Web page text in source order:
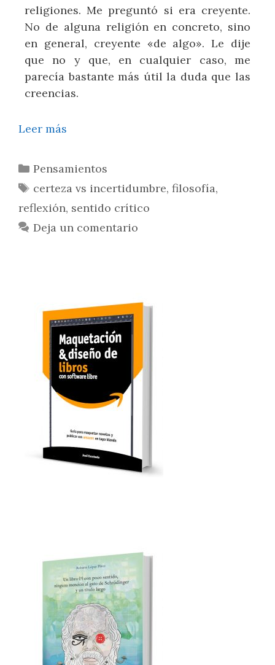
religiones. Me preguntó si era creyente.
No de alguna religión en concreto, sino
en general, creyente «de algo». Le dije
que no y que, en cualquier caso, me
parecía bastante más útil la duda que las
creencias.
Leer más
Pensamientos
certeza vs incertidumbre, filosofía,
reflexión, sentido crítico
Deja un comentario